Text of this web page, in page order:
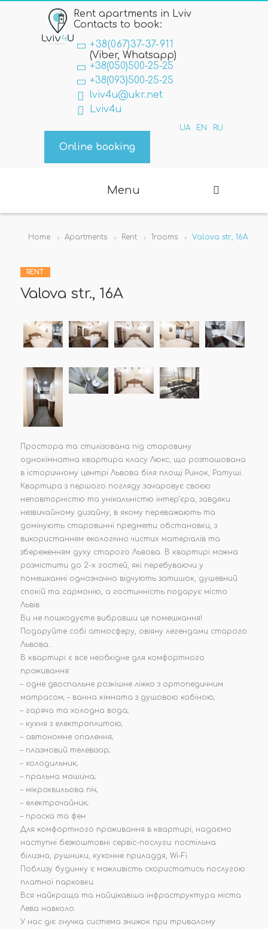
Rent apartments in Lviv
Contacts to book:
+38(067)37-37-911
(Viber, Whatsapp)
+38(050)500-25-25
+38(093)500-25-25
lviv4u@ukr.net
Lviv4u
UA EN RU
Online booking
Menu
Home Apartments Rent 1rooms Valova str., 16А
RENT
Valova str., 16А
Простора та стилізована під старовину
однокімнатна квартира класу Люкс, що розташована
в історичному центрі Львова біля площі Ринок, Ратуші.
Квартира з першого погляду зачаровує своєю
неповторністю та унікальністю інтер’єра, завдяки
незвичайному дизайну, в якому переважають та
домінують старовинні предмети обстановки, з
використанням екологічно чистих матеріалів та
збереженням духу старого Львова. В квартирі можна
розмістити до 2-х гостей, які перебуваючи у
помешканні однозначно відчують затишок, душевний
спокій та гармонію, а гостинність подарує місто
Львів.
Ви не пошкодуєте вибравши це помешкання!
Подаруйте собі атмосферу, овіяну легендами старого
Львова…
В квартирі є все необхідне для комфортного
проживання:
– одне двоспальне розкішне ліжко з ортопедичним
матрасом; – ванна кімната з душовою кабіною;
– гаряча та холодна вода;
– кухня з електроплитою;
– автономне опалення;
– плазмовий телевізор;
– холодильник;
– пральна машина;
– мікрохвильова піч;
– електрочайник;
– праска та фен
Для комфортного проживання в квартирі, надаємо
наступні безкоштовні сервіс-послуги: постільна
білизна, рушники, кухонне приладдя, Wi-Fi.
Поблизу будинку є можливість скористатись послугою
платної парковки.
Вся найкраща та найцікавіша інфраструктура міста
Лева навколо.
У нас діє гнучка система знижок при тривалому